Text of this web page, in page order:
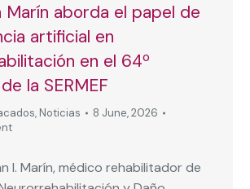
Marín aborda el papel de
artificial en
en el 64º
la SERMEF
, Noticias
8 June, 2026
I. Marín, médico rehabilitador de